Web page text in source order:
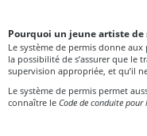
Pourquoi un jeune artiste
Le système de permis donne
la possibilité de s’assurer que le
supervision appropriée, et qu’il
Le système de permis permet
connaître le Code de conduite